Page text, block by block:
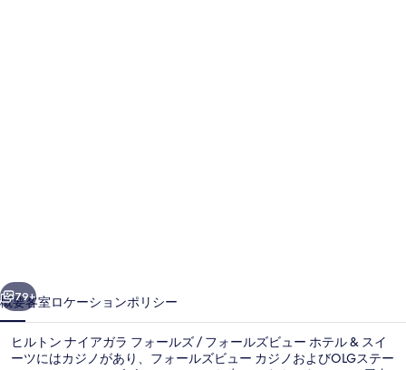
ガ
ラ
フ
次へ
79+
概要客室ロケーションポリシー
ヒルトン ナイアガラ フォールズ / フォールズビュー ホテル & スイ
ーツにはカジノがあり、フォールズビュー カジノおよびOLGステー